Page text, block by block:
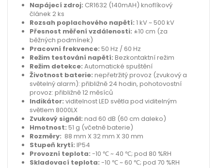
Napájecí zdroj: CR1632 (140mAH) knoflíkový
článek 2 ks
Rozsah poplachového napětí: 1 kV ~ 500 kV
Přesnost měření vzdálenosti: ±10 cm (za
běžných podmínek)
Pracovní frekvence: 50 Hz / 60 Hz
Režim testování napětí: Bezkontaktní režim
Režim detekce: Automatické spuštění
Životnost baterie: nepřetržitý provoz (zvukový a
světelný alarm): přibližně 24 hodin, pohotovostní
provoz: přibližně 12 měsíců
Indikátor: viditelnost LED světla pod viditelným
světlem 8000LX
Zvukový signál: nad 60 dB (60 cm daleko)
Hmotnost: 51 g (včetně baterie)
Rozměry: 88 mm X 32 mm X 30 mm
Stupeň krytí: IP54
Provozní teplota: -10 ℃ ~ 40 ℃; pod 80 %RH
Skladovací teplota: -10 ℃ ~ 60 ℃; pod 70 %RH